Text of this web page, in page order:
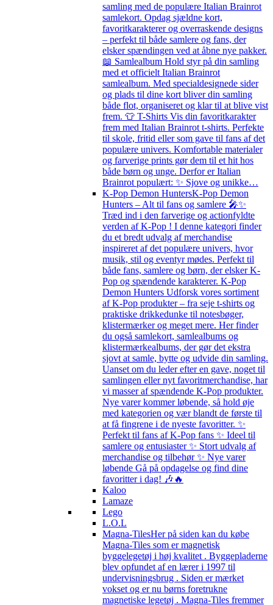
samling med de populære Italian Brainrot
samlekort. Opdag sjældne kort,
favoritkarakterer og overraskende designs
– perfekt til både samlere og fans, der
elsker spændingen ved at åbne nye pakker.
📖 Samlealbum Hold styr på din samling
med et officielt Italian Brainrot
samlealbum. Med specialdesignede sider
og plads til dine kort bliver din samling
både flot, organiseret og klar til at blive vist
frem. 👕 T-Shirts Vis din favoritkarakter
frem med Italian Brainrot t-shirts. Perfekte
til skole, fritid eller som gave til fans af det
populære univers. Komfortable materialer
og farverige prints gør dem til et hit hos
både børn og unge. Derfor er Italian
Brainrot populært: ✨ Sjove og unikke…
K-Pop Demon HuntersK-Pop Demon
Hunters – Alt til fans og samlere 🎤✨
Træd ind i den farverige og actionfyldte
verden af K-Pop ! I denne kategori finder
du et bredt udvalg af merchandise
inspireret af det populære univers, hvor
musik, stil og eventyr mødes. Perfekt til
både fans, samlere og børn, der elsker K-
Pop og spændende karakterer. K-Pop
Demon Hunters Udforsk vores sortiment
af K-Pop produkter – fra seje t-shirts og
praktiske drikkedunke til notesbøger,
klistermærker og meget mere. Her finder
du også samlekort, samlealbums og
klistermærkealbums, der gør det ekstra
sjovt at samle, bytte og udvide din samling.
Uanset om du leder efter en gave, noget til
samlingen eller nyt favoritmerchandise, har
vi masser af spændende K-Pop produkter.
Nye varer kommer løbende, så hold øje
med kategorien og vær blandt de første til
at få fingrene i de nyeste favoritter. ✨
Perfekt til fans af K-Pop fans ✨ Ideel til
samlere og entusiaster ✨ Stort udvalg af
merchandise og tilbehør ✨ Nye varer
løbende Gå på opdagelse og find dine
favoritter i dag! 🎶🔥
Kaloo
Lamaze
Lego
L.O.L
Magna-TilesHer på siden kan du købe
Magna-Tiles som er magnetisk
byggelegetøj i høj kvalitet . Byggepladerne
blev opfundet af en lærer i 1997 til
undervisningsbrug . Siden er mærket
vokset og er nu børns foretrukne
magnetiske legetøj . Magna-Tiles fremmer